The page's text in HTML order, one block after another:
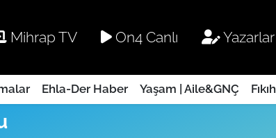
Mihrap TV On4 Canlı Yazarlar
Ehla-Der Haber Yaşam | Aile&GNÇ